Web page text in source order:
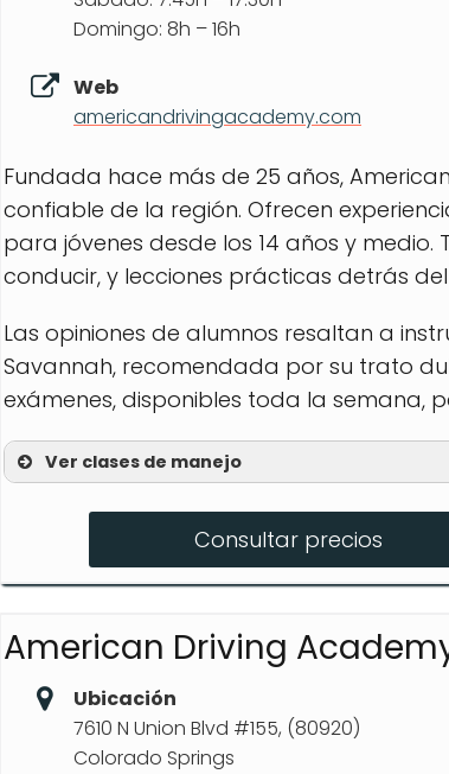
Domingo: 8h – 16h
Web
americandrivingacademy.com
Fundada hace más de 25 años,
confiable de la región. Ofrecen
para jóvenes desde los 14 años y
conducir, y lecciones prácticas detrás
Las opiniones de alumnos resaltan a
Savannah, recomendada por su trato
exámenes, disponibles toda la semana,
Ver clases de manejo
Clases detrás del volante
Testing de licencia de conducir
Consultar precios
American Driving
Ubicación
7610 N Union Blvd #155, (80920)
Colorado Springs